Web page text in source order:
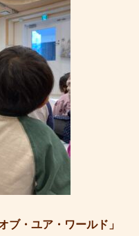
ブ・ユア・ワールド」